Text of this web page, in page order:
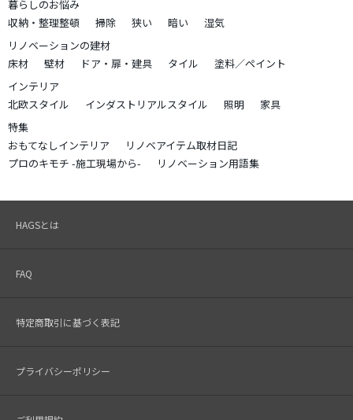
暮らしのお悩み
収納・整理整頓
掃除 狭い 暗い
湿気
リノベーションの建材
床材
壁材 ドア・扉・建具 タイル
塗料／ペイント
インテリア
北欧スタイル
インダストリアルスタイル 照明
家具
特集
おもてなしインテリア
リノベアイテム取材日記
プロのキモチ -施工現場から-
リノベーション用語集
HAGSとは
FAQ
特定商取引に基づく表記
プライバシーポリシー